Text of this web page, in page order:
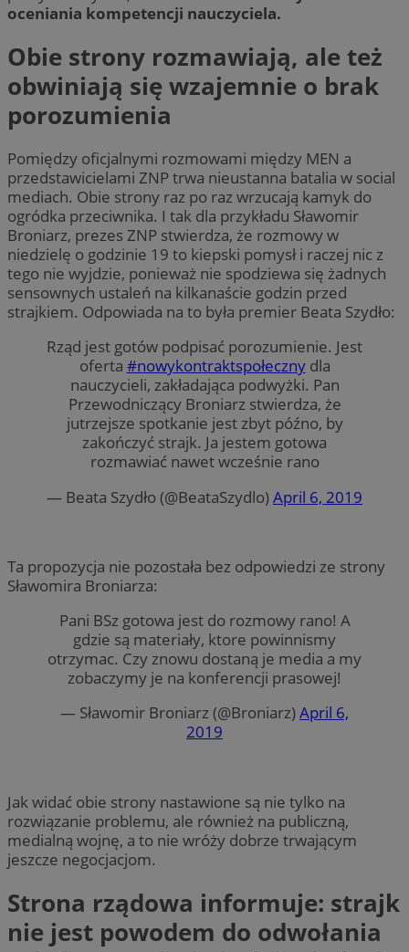
oceniania kompetencji nauczyciela.
Obie strony rozmawiają, ale też
obwiniają się wzajemnie o brak
porozumienia
Pomiędzy oficjalnymi rozmowami między MEN a
przedstawicielami ZNP trwa nieustanna batalia w social
mediach. Obie strony raz po raz wrzucają kamyk do
ogródka przeciwnika. I tak dla przykładu Sławomir
Broniarz, prezes ZNP stwierdza, że rozmowy w
niedzielę o godzinie 19 to kiepski pomysł i raczej nic z
tego nie wyjdzie, ponieważ nie spodziewa się żadnych
sensownych ustaleń na kilkanaście godzin przed
strajkiem. Odpowiada na to była premier Beata Szydło:
Rząd jest gotów podpisać porozumienie. Jest
oferta #nowykontraktspołecznydla
nauczycieli, zakładająca podwyżki. Pan
Przewodniczący Broniarz stwierdza, że
jutrzejsze spotkanie jest zbyt późno, by
zakończyć strajk. Ja jestem gotowa
rozmawiać nawet wcześnie rano
— Beata Szydło (@BeataSzydlo)April 6, 2019
Ta propozycja nie pozostała bez odpowiedzi ze strony
Sławomira Broniarza:
Pani BSz gotowa jest do rozmowy rano! A
gdzie są materiały, ktore powinnismy
otrzymac. Czy znowu dostaną je media a my
zobaczymy je na konferencji prasowej!
— Sławomir Broniarz (@Broniarz)April 6,
2019
Jak widać obie strony nastawione są nie tylko na
rozwiązanie problemu, ale również na publiczną,
medialną wojnę, a to nie wróży dobrze trwającym
jeszcze negocjacjom.
Strona rządowa informuje: strajk
nie jest powodem do odwołania